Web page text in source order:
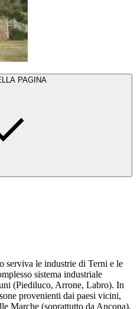
PAGINA
serviva le industrie di Terni e le
sistema industriale
(Piediluco, Arrone, Labro). In
provenienti dai paesi vicini,
Marche (soprattutto da Ancona).